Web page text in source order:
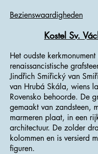
Bezienswaardigheden
Kostel Sv.
Het oudste kerkmonument
renaissancistische
Jindřich Smiřický van
van Hrubá Skála, wiens
Rovensko behoorde. De
gemaakt van zandsteen,
marmeren plaat, in een
architectuur. De zolder
kolommen en is versierd
figuren.